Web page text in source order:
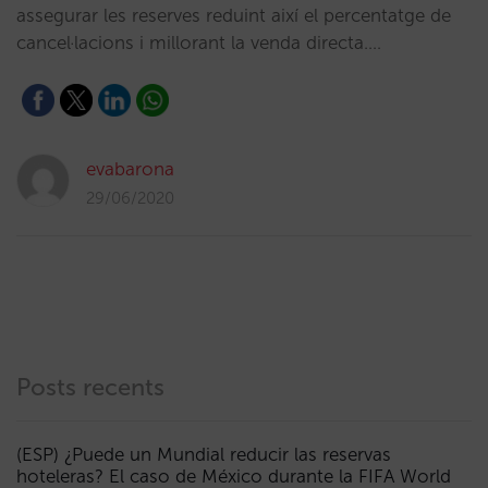
assegurar les reserves reduint així el percentatge de
cancel·lacions i millorant la venda directa.…
evabarona
29/06/2020
Posts recents
(ESP) ¿Puede un Mundial reducir las reservas
hoteleras? El caso de México durante la FIFA World